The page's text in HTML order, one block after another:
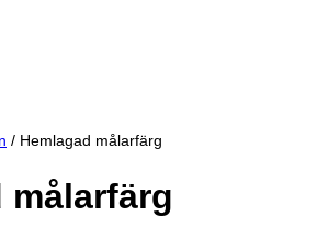
/ Hemlagad målarfärg
målarfärg